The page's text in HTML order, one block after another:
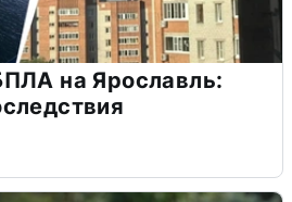
на Ярославль: